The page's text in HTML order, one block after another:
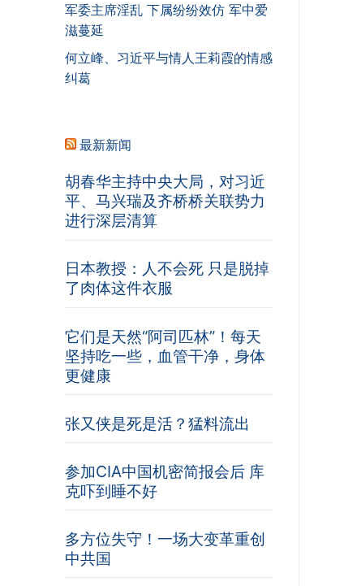
军委主席淫乱 下属纷纷效仿 军中爱
滋蔓延
何立峰、习近平与情人王莉霞的情感
纠葛
最新新闻
胡春华主持中央大局，对习近
平、马兴瑞及齐桥桥关联势力
进行深层清算
日本教授：人不会死 只是脱掉
了肉体这件衣服
它们是天然“阿司匹林”！每天
坚持吃一些，血管干净，身体
更健康
张又侠是死是活？猛料流出
参加CIA中国机密简报会后 库
克吓到睡不好
多方位失守！一场大变革重创
中共国